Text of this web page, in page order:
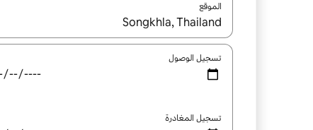
الموقع
عند توفر النتائج، انتقل باستخدام السهمين لأعلى
تسجيل الوصول
تسجيل المغادرة